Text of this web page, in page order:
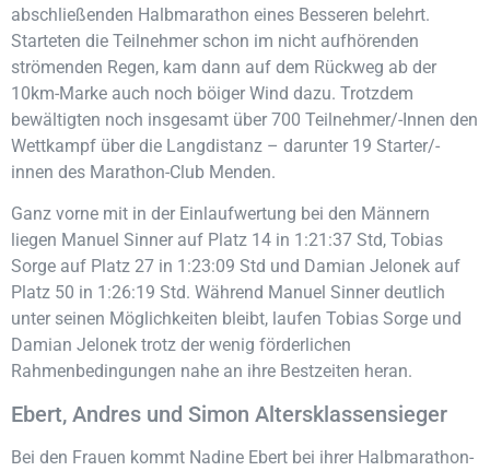
abschließenden Halbmarathon eines Besseren belehrt.
Starteten die Teilnehmer schon im nicht aufhörenden
strömenden Regen, kam dann auf dem Rückweg ab der
10km-Marke auch noch böiger Wind dazu. Trotzdem
bewältigten noch insgesamt über 700 Teilnehmer/-Innen den
Wettkampf über die Langdistanz – darunter 19 Starter/-
innen des Marathon-Club Menden.
Ganz vorne mit in der Einlaufwertung bei den Männern
liegen Manuel Sinner auf Platz 14 in 1:21:37 Std, Tobias
Sorge auf Platz 27 in 1:23:09 Std und Damian Jelonek auf
Platz 50 in 1:26:19 Std. Während Manuel Sinner deutlich
unter seinen Möglichkeiten bleibt, laufen Tobias Sorge und
Damian Jelonek trotz der wenig förderlichen
Rahmenbedingungen nahe an ihre Bestzeiten heran.
Ebert, Andres und Simon Altersklassensieger
Bei den Frauen kommt Nadine Ebert bei ihrer Halbmarathon-